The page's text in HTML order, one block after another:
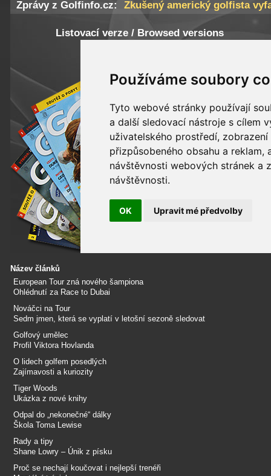
Název článků
European Tour zná nového šampiona
Ohlédnutí za Race to Dubai
Nováčci na Tour
Sedm jmen, která se vyplatí v letošní sezoně sledovat
Golfový umělec
Profil Viktora Hovlanda
O lidech golfem posedlých
Zajímavosti a kuriozity
Tiger Woods
Ukázka z nové knihy
Odpal do „nekonečné“ dálky
Škola Toma Lewise
Rady a tipy
Shane Lowry – Únik z písku
Proč se nechají koučovat i nejlepší trenéři